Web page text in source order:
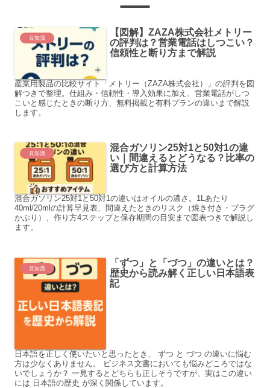
豆知識
【図解】ZAZA株式会社メトリー
の評判は？営業電話はしつこい？
信頼性と断り方まで解説
産業用製品の比較サイト「メトリー（ZAZA株式会社）」の評判を図
解つきで整理。仕組み・信頼性・導入効果に加え、営業電話がしつ
こいと感じたときの断り方、無料掲載と有料プランの違いまで解説
します。
豆知識
混合ガソリン25対1と50対1の違
い｜間違えるとどうなる？比率の
選び方と計算方法
混合ガソリン25対1と50対1の違いはオイルの濃さ。1Lあたり
40ml/20mlの計算早見表、間違えたときのリスク（焼き付き・プラグ
かぶり）、作り方4ステップと保存期間の目安まで図表つきで解説し
ます。
豆知識
「ずつ」と「づつ」の違いとは？
歴史から読み解く正しい日本語表
記
日本語を正しく使いたいと思ったとき、 ずつ と づつ の違いに悩む
方は少なくありません。 ビジネス文書においても悩みどころではな
いでしょうか？ 一見するとどちらも正しそうですが、実はこの違い
には 日本語の歴史 が深く関係しています。